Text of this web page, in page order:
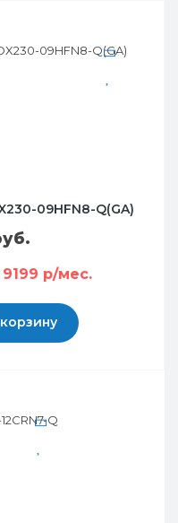
09HFN8-Q(GA)
р/мес.